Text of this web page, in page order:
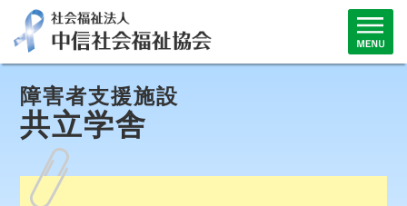
障害者支援施設
共立学舎